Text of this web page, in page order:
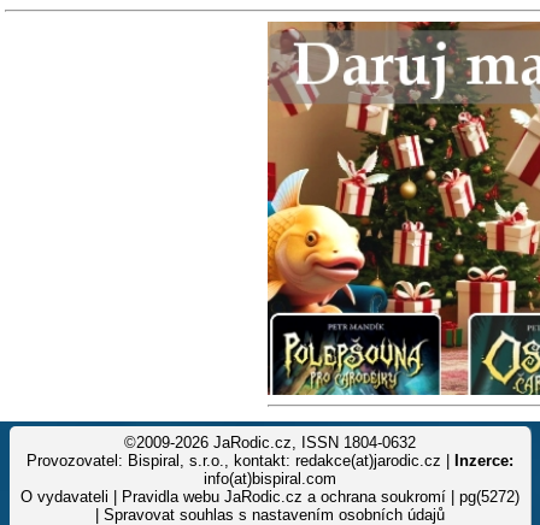
©2009-2026 JaRodic.cz, ISSN 1804-0632
Provozovatel: Bispiral, s.r.o., kontakt: redakce(at)jarodic.cz |
Inzerce:
info(at)bispiral.com
O vydavateli
Pravidla webu JaRodic.cz a ochrana soukromí | pg(5272)
Spravovat souhlas s nastavením osobních údajů